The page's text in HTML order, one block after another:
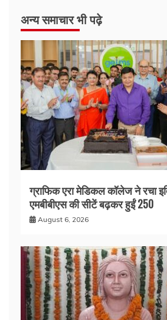
अन्य समाचार भी पढ़े
ग्राफिक एरा मेडिकल कॉलेज ने रचा
एमबीबीएस की सीटें बढ़कर हुईं 250
August 6, 2026